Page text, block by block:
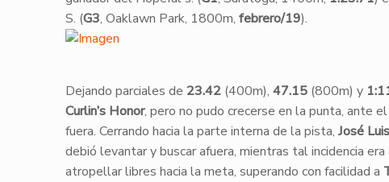
S. (G3, Oaklawn Park, 1800m, febrero/19).
​Dejando parciales de 23.42(400m), 47.15(800m) y
Curlin’s Honor, pero no pudo crecerse en la punta, ante
fuera. Cerrando hacia la parte interna de la pista, José
debió levantar y buscar afuera, mientras tal incidencia
atropellar libres hacia la meta, superando con facilidad a